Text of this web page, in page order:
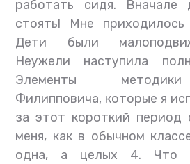
работать сидя. Вначале
стоять! Мне приходилось
Дети были
Неужели наступила
Элементы
Филипповича, которые я
за этот короткий период
меня, как в обычном
одна, а целых 4. Что